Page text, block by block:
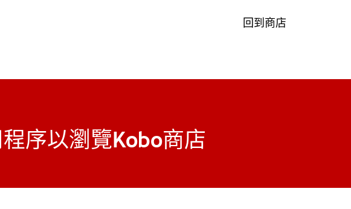
回到商店
序以瀏覽Kobo商店